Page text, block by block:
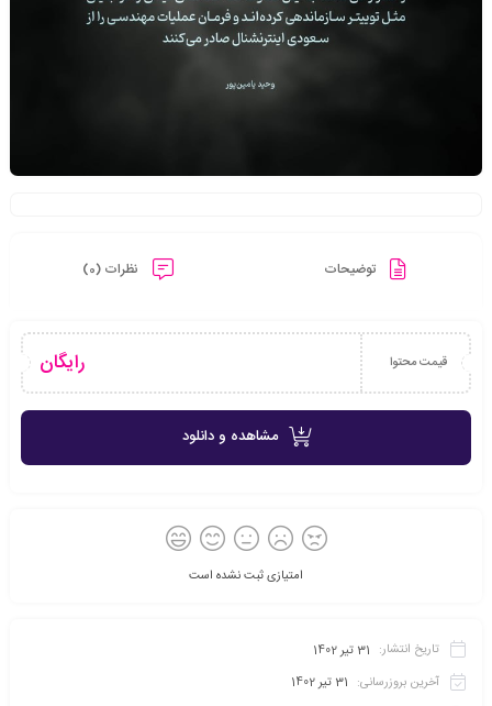
توضیحات نظرات (0)
قیمت محتوا رایگان
مشاهده و دانلود
امتیازی ثبت نشده است
تاریخ انتشار: 31 تیر 1402
آخرین بروزرسانی: 31 تیر 1402